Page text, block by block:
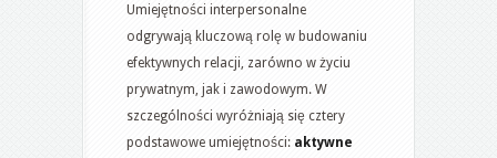
Umiejętności interpersonalne
odgrywają kluczową rolę w budowaniu
efektywnych relacji, zarówno w życiu
prywatnym, jak i zawodowym. W
szczególności wyróżniają się cztery
podstawowe umiejętności: aktywne